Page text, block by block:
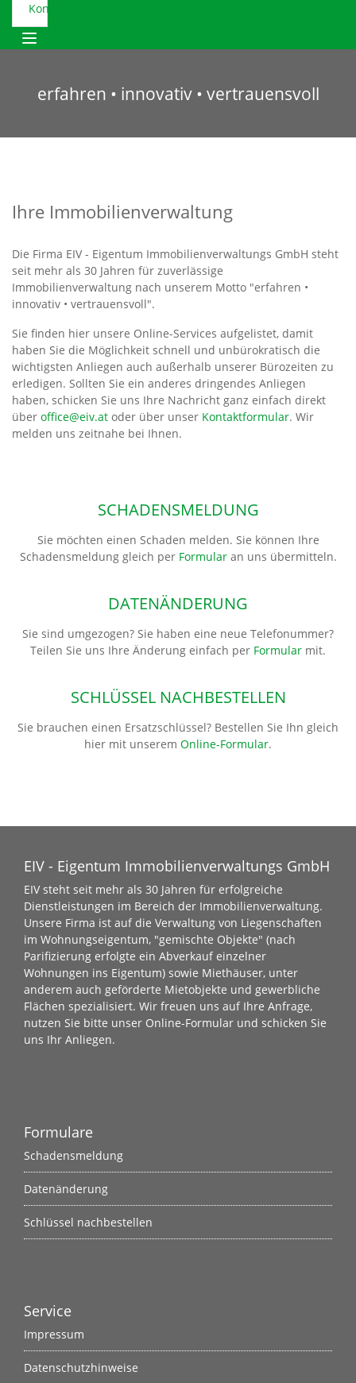
Kontakt
Toggle navigation
erfahren • innovativ • vertrauensvoll
Ihre Immobilienverwaltung
Die Firma EIV - Eigentum Immobilienverwaltungs GmbH steht
seit mehr als 30 Jahren für zuverlässige
Immobilienverwaltung nach unserem Motto "erfahren •
innovativ • vertrauensvoll".
Sie finden hier unsere Online-Services aufgelistet, damit
haben Sie die Möglichkeit schnell und unbürokratisch die
wichtigsten Anliegen auch außerhalb unserer Bürozeiten zu
erledigen. Sollten Sie ein anderes dringendes Anliegen
haben, schicken Sie uns Ihre Nachricht ganz einfach direkt
über office@eiv.at oder über unser Kontaktformular. Wir
melden uns zeitnahe bei Ihnen.
SCHADENSMELDUNG
Sie möchten einen Schaden melden. Sie können Ihre
Schadensmeldung gleich per Formularan uns übermitteln.
DATENÄNDERUNG
Sie sind umgezogen? Sie haben eine neue Telefonummer?
Teilen Sie uns Ihre Änderung einfach per Formular mit.
SCHLÜSSEL NACHBESTELLEN
Sie brauchen einen Ersatzschlüssel? Bestellen Sie Ihn gleich
hier mit unserem Online-Formular.
EIV - Eigentum Immobilienverwaltungs GmbH
EIV steht seit mehr als 30 Jahren für erfolgreiche
Dienstleistungen im Bereich der Immobilienverwaltung.
Unsere Firma ist auf die Verwaltung von Liegenschaften
im Wohnungseigentum, "gemischte Objekte" (nach
Parifizierung erfolgte ein Abverkauf einzelner
Wohnungen ins Eigentum) sowie Miethäuser, unter
anderem auch geförderte Mietobjekte und gewerbliche
Flächen spezialisiert. Wir freuen uns auf Ihre Anfrage,
nutzen Sie bitte unser Online-Formular und schicken Sie
uns Ihr Anliegen.
Formulare
Schadensmeldung
Datenänderung
Schlüssel nachbestellen
Service
Impressum
Datenschutzhinweise